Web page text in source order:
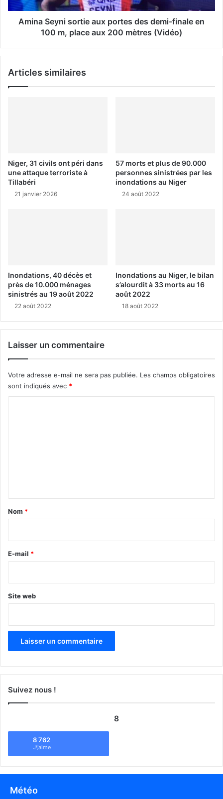
Amina Seyni sortie aux portes des demi-finale en
100 m, place aux 200 mètres (Vidéo)
Articles similaires
Niger, 31 civils ont péri dans
une attaque terroriste à
Tillabéri
21 janvier 2026
57 morts et plus de 90.000
personnes sinistrées par les
inondations au Niger
24 août 2022
Inondations, 40 décès et
près de 10.000 ménages
sinistrés au 19 août 2022
22 août 2022
Inondations au Niger, le bilan
s’alourdit à 33 morts au 16
août 2022
18 août 2022
Laisser un commentaire
Votre adresse e-mail ne sera pas publiée. Les champs obligatoires
sont indiqués avec *
a
e
Nom *
E-mail *
Site web
Suivez nous !
8
8 762
J\'aime
Météo